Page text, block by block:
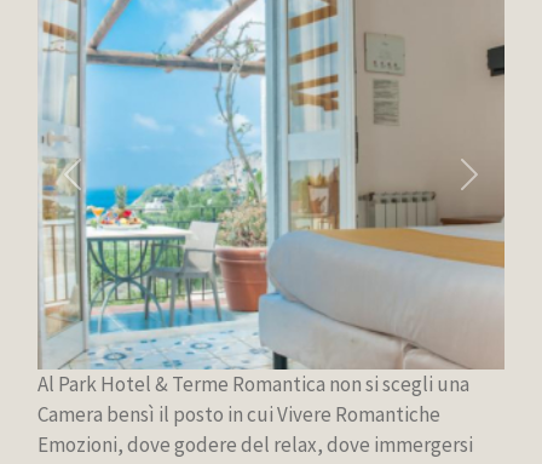
Previous Next
Al Park Hotel & Terme Romantica non si scegli una
Camera bensì il posto in cui Vivere Romantiche
Emozioni, dove godere del relax, dove immergersi